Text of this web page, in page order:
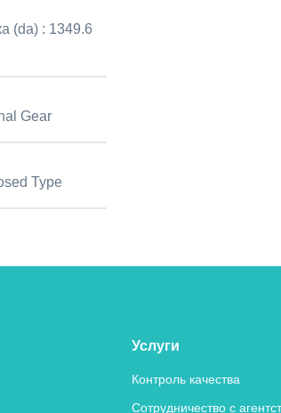
(da) : 1349.6
Gear
Type
Услуги
Контроль качества
Сотрудничество с